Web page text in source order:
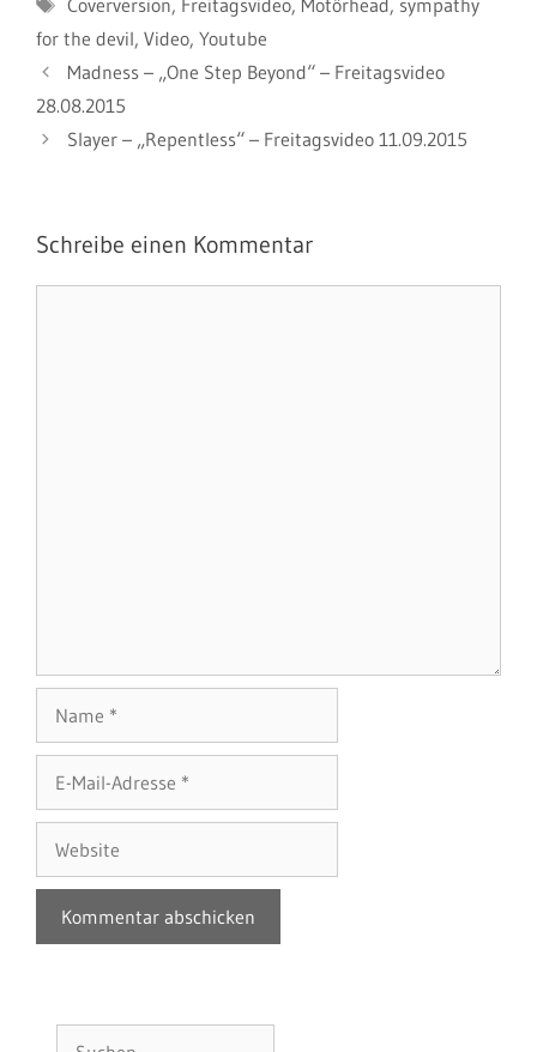
Coverversion, Freitagsvideo, Motörhead, sympathy
for the devil, Video, Youtube
Madness – „One Step Beyond“ – Freitagsvideo
28.08.2015
Slayer – „Repentless“ – Freitagsvideo 11.09.2015
Schreibe einen Kommentar
Mail-
Adresse